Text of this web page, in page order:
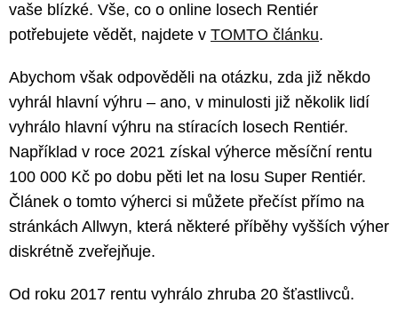
vaše blízké. Vše, co o online losech Rentiér
potřebujete vědět, najdete v TOMTO článku.
Abychom však odpověděli na otázku, zda již někdo
vyhrál hlavní výhru – ano, v minulosti již několik lidí
vyhrálo hlavní výhru na stíracích losech Rentiér.
Například v roce 2021 získal výherce měsíční rentu
100 000 Kč po dobu pěti let na losu Super Rentiér.
Článek o tomto výherci si můžete přečíst přímo na
stránkách Allwyn, která některé příběhy vyšších výher
diskrétně zveřejňuje.
Od roku 2017 rentu vyhrálo zhruba 20 šťastlivců.